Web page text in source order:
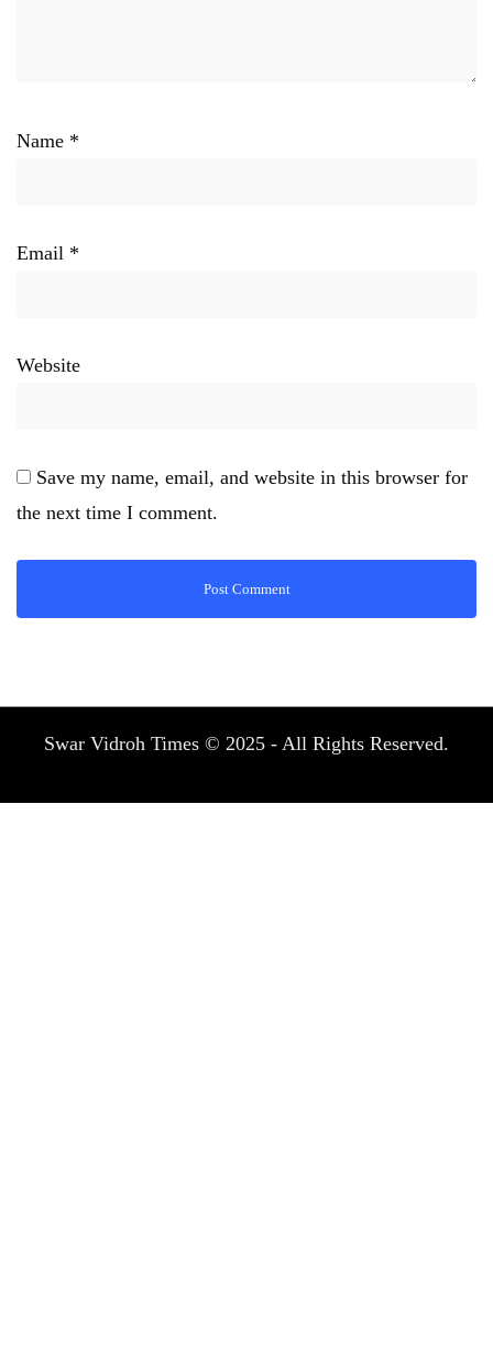
Name *
Email *
Website
Save my name, email, and website in this browser for
the next time I comment.
Swar Vidroh Times © 2025 - All Rights Reserved.